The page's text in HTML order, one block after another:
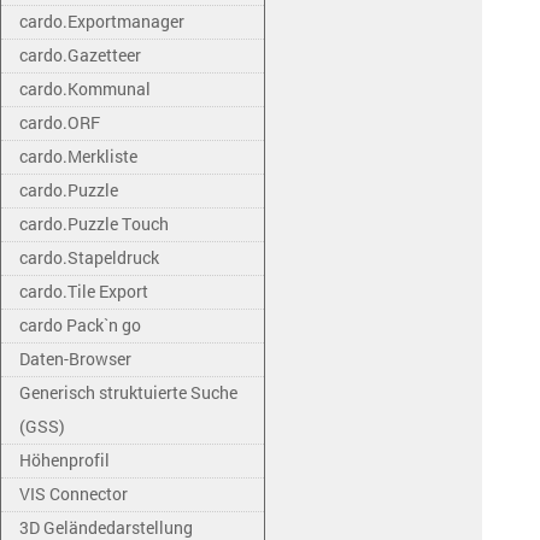
cardo.Exportmanager
cardo.Gazetteer
cardo.Kommunal
cardo.ORF
cardo.Merkliste
cardo.Puzzle
cardo.Puzzle Touch
cardo.Stapeldruck
cardo.Tile Export
cardo Pack`n go
Daten-Browser
Generisch struktuierte Suche
(GSS)
Höhenprofil
VIS Connector
3D Geländedarstellung